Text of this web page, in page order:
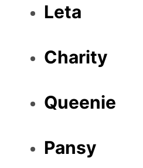
Leta
Charity
Queenie
Pansy